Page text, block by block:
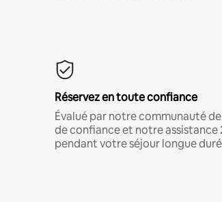
Réservez en toute confiance
Évalué par notre communauté
de confiance et notre assistance
pendant votre séjour longue